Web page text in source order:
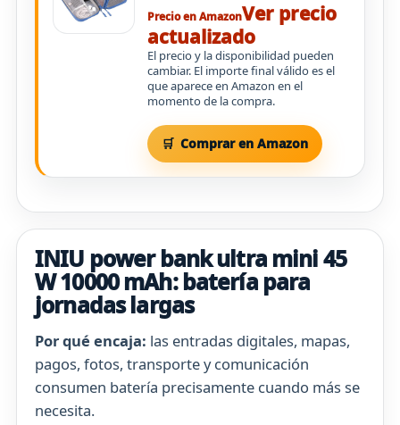
Precio en AmazonVer precio
actualizado
El precio y la disponibilidad pueden
cambiar. El importe final válido es el
que aparece en Amazon en el
momento de la compra.
Comprar en Amazon
INIU power bank ultra mini 45
W 10000 mAh: batería para
jornadas largas
Por qué encaja: las entradas digitales, mapas,
pagos, fotos, transporte y comunicación
consumen batería precisamente cuando más se
necesita.